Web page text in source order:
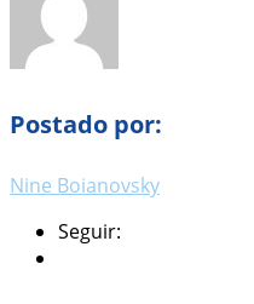
Postado por:
Nine Boianovsky
Seguir: